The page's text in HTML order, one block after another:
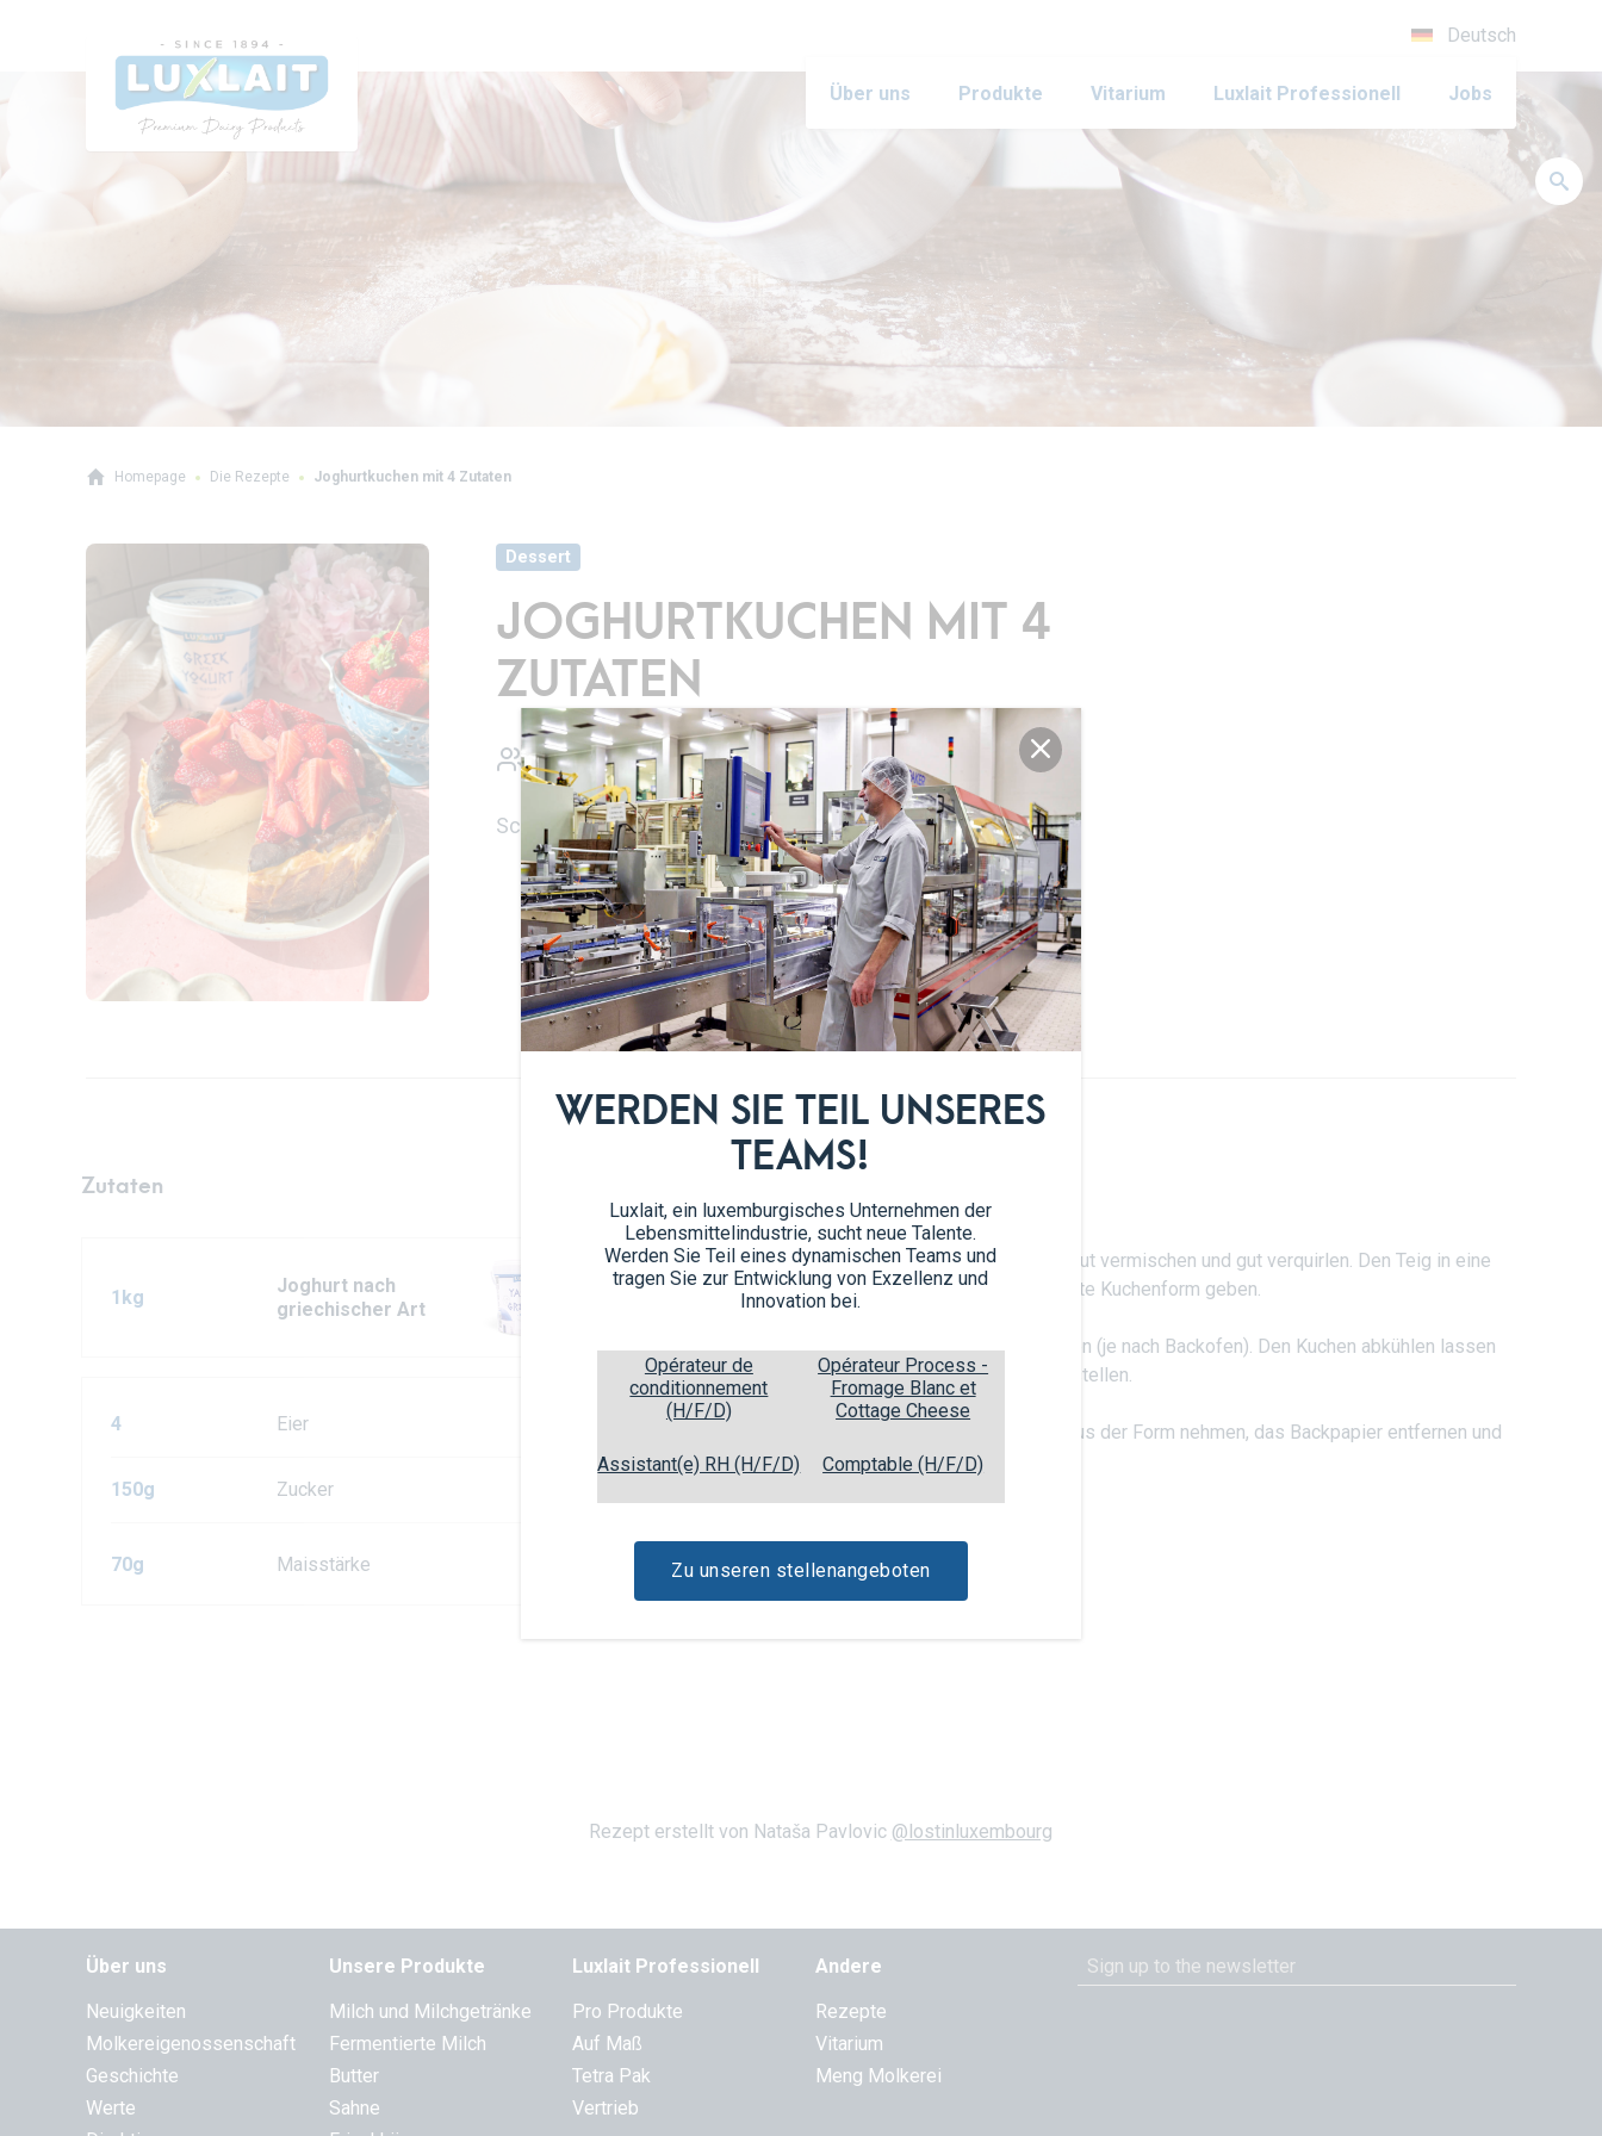
Deutsch
Über uns Produkte Vitarium Luxlait Pro­fes­si­o­nell Jobs
WERDEN SIE TEIL UNSERES
TEAMS!
Luxlait, ein luxemburgisches Unternehmen der
Lebensmittelindustrie, sucht neue Talente.
Werden Sie Teil eines dynamischen Teams und
tragen Sie zur Entwicklung von Exzellenz und
Innovation bei.
Opérateur de
conditionnement
(H/F/D)
Opérateur Process -
Fromage Blanc et
Cottage Cheese
Assistant(e) RH (H/F/D) Comptable (H/F/D)
Zu unseren stellenangeboten
Homepage Die Rezepte Joghurtkuchen mit 4 Zutaten
Dessert
JOGHURTKUCHEN MIT 4
ZUTATEN
8 Personen 5Min. 50Min.
Schnell, einfach, köstlich und nur 4 Zutaten
Zutaten
1kg
Joghurt nach
griechischer Art
4 Eier
150g Zucker
70g Maisstärke
1
In einer Schüssel alle Zutaten gut vermischen und gut verquirlen. Den Teig in eine
runde, mit Backpapier ausgelegte Kuchenform geben.
2
Bei 180°C 50-60 Minuten backen (je nach Backofen). Den Kuchen abkühlen lassen
über Nacht in den Kühlschrank stellen.
Am nächsten Tag den Kuchen aus der Form nehmen, das Backpapier entfernen und
mit frischen Beeren garnieren.
Rezept erstellt von Nataša Pavlovic @lostinluxembourg
Über uns
Neuigkeiten
Molkereigenossenschaft
Geschichte
Werte
Unsere Produkte
Milch und Milchgetränke
Fermentierte Milch
Butter
Sahne
Luxlait Pro­fes­si­o­nell
Pro Produkte
Auf Maß
Tetra Pak
Vertrieb
Andere
Rezepte
Vitarium
Meng Molkerei